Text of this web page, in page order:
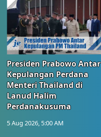
Presiden Prabowo Antar
Kepulangan Perdana
Menteri Thailand di
Lanud Halim
Perdanakusuma
5 Aug 2026, 5:00 AM